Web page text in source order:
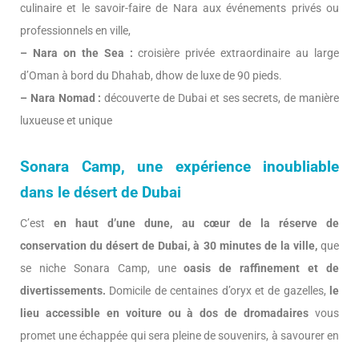
culinaire et le savoir-faire de Nara aux événements privés ou
professionnels en ville,
– Nara on the Sea : croisière privée extraordinaire au large
d’Oman à bord du Dhahab, dhow de luxe de 90 pieds.
– Nara Nomad : découverte de Dubai et ses secrets, de manière
luxueuse et unique
Sonara Camp, une expérience inoubliable
dans le désert de Dubai
C’esten haut d’une dune, au cœur de la réserve de
conservation du désert de Dubai, à 30 minutes de la ville,que
se niche Sonara Camp, uneoasis de raffinement et de
divertissements. Domicile de centaines d’oryx et de gazelles, le
lieu accessible en voiture ou à dos de dromadaires vous
promet une échappée qui sera pleine de souvenirs, à savourer en